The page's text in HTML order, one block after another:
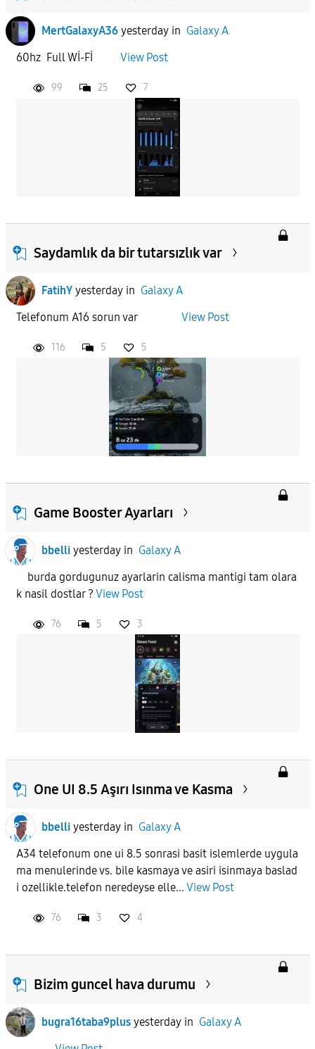
MertGalaxyA36 yesterdayin Galaxy A
60hz Full Wİ-Fİ View Post
99 25 7
Saydamlık da bir tutarsızlık var
FatihY yesterdayin Galaxy A
Telefonum A16 sorun var View Post
116 5 5
Game Booster Ayarları
bbelli yesterdayin Galaxy A
burda gordugunuz ayarlarin calisma mantigi tam olara
k nasil dostlar ? View Post
76 5 3
One UI 8.5 Aşırı Isınma ve Kasma
bbelli yesterdayin Galaxy A
A34 telefonum one ui 8.5 sonrasi basit islemlerde uygula
ma menulerinde vs. bile kasmaya ve asiri isinmaya baslad
i ozellikle.telefon neredeyse elle... View Post
76 3 4
Bizim guncel hava durumu
bugra16taba9plus yesterdayin Galaxy A